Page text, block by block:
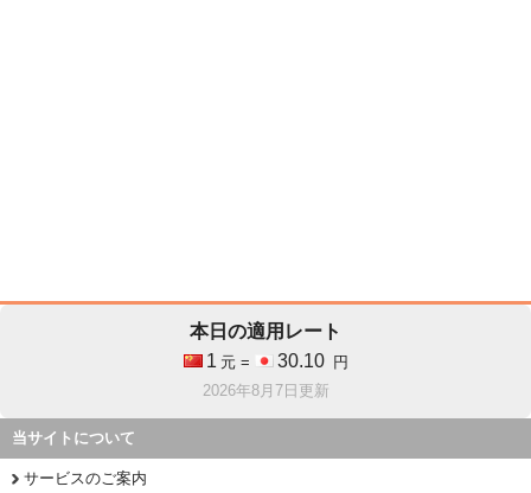
本日の適用レート
1 元 = 30.10
円
2026年8月7日更新
当サイトについて
サービスのご案内